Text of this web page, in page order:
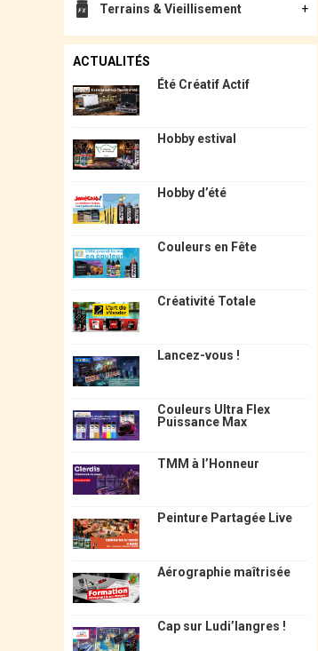
Terrains & Vieillisement
ACTUALITÉS
Été Créatif Actif
Hobby estival
Hobby d’été
Couleurs en Fête
Créativité Totale
Lancez-vous !
Couleurs Ultra Flex
Puissance Max
TMM à l’Honneur
Peinture Partagée Live
Aérographie maîtrisée
Cap sur Ludi’langres !